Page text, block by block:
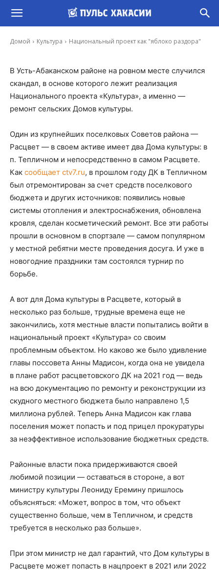
Домой Культура Национальный проект как "яблоко раздора"
Национальный проект как "яблоко раздора"
В Усть-Абаканском районе на ровном месте случился
скандал, в основе которого лежит реализация
Национального проекта «Культура», а именно —
ремонт сельских Домов культуры.
Один из крупнейших поселковых Советов района —
Расцвет — в своем активе имеет два Дома культуры: в
п. Тепличном и непосредственно в самом Расцвете.
Как сообщает ctv7.ru, в прошлом году ДК в Тепличном
был отремонтирован за счет средств поселкового
бюджета и других источников: появились новые
системы отопления и электроснабжения, обновлена
кровля, сделан косметический ремонт. Все эти работы
прошли в основном в спортзале — самом популярном
у местной ребятни месте проведения досуга. И уже в
новогодние праздники там состоялся турнир по
борьбе.
А вот для Дома культуры в Расцвете, который в
несколько раз больше, трудные времена еще не
закончились, хотя местные власти попытались войти в
национальный проект «Культура» со своим
проблемным объектом. Но каково же было удивление
главы поссовета Анны Мадисон, когда она не увидела
в плане работ расцветовского ДК на 2021 год — ведь
на всю документацию по ремонту и реконструкции из
скудного местного бюджета было направлено 1,5
миллиона рублей. Теперь Анна Мадисон как глава
поселения может попасть и под прицел прокуратуры
за неэффективное использование бюджетных средств.
Районные власти пока придерживаются своей
любимой позиции — оставаться в стороне, а вот
министру культуры Леониду Еремину пришлось
объясняться: «Может, вопрос в том, что объект
существенно больше, чем в Тепличном, и средств
требуется в несколько раз больше».
При этом министр не дал гарантий, что Дом культуры в
Расцвете может попасть в нацпроект в 2021 или 2022